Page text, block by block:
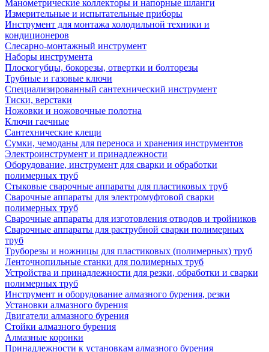
Манометрические коллекторы и напорные шланги
Измерительные и испытательные приборы
Инструмент для монтажа холодильной техники и
кондиционеров
Слесарно-монтажный инструмент
Наборы инструмента
Плоскогубцы, бокорезы, отвертки и болторезы
Трубные и газовые ключи
Специализированный сантехнический инструмент
Тиски, верстаки
Ножовки и ножовочные полотна
Ключи гаечные
Сантехнические клещи
Сумки, чемоданы для переноса и хранения инструментов
Электроинструмент и принадлежности
Оборудование, инструмент для сварки и обработки
полимерных труб
Стыковые сварочные аппараты для пластиковых труб
Сварочные аппараты для электромуфтовой сварки
полимерных труб
Сварочные аппараты для изготовления отводов и тройников
Сварочные аппараты для раструбной сварки полимерных
труб
Труборезы и ножницы для пластиковых (полимерных) труб
Ленточнопильные станки для полимерных труб
Устройства и принадлежности для резки, обработки и сварки
полимерных труб
Инструмент и оборудование алмазного бурения, резки
Установки алмазного бурения
Двигатели алмазного бурения
Стойки алмазного бурения
Алмазные коронки
Принадлежности к установкам алмазного бурения